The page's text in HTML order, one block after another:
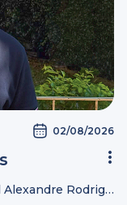
02/08/2026
Rodrigo